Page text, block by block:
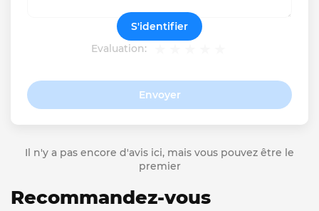
Evaluation:
Envoyer
S'identifier
Il n'y a pas encore d'avis ici, mais vous pouvez être le
premier
Recommandez-vous